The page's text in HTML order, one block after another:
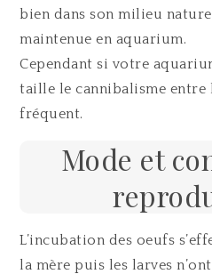
bien dans son milieu
maintenue en aquarium.
Cependant si votre
taille le cannibalisme entre
fréquent.
Mode et
L’incubation des oeufs
la mère puis les larves